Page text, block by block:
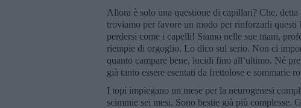
Allora è solo una questione di capillari? Che,
troviamo per favore un modo per rinforzarli questi
perdersi come i capelli! Siamo nelle sue mani,
riempie di orgoglio. Lo dico sul serio. Non ci
quanto campare bene, lucidi fino all’ultimo. Né
già tanto essere esentati da frettolose e sommarie
I topi impiegano un mese per la neurogenesi
scimmie sei mesi. Sono bestie già più